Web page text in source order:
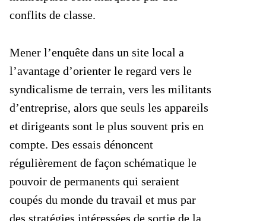
conflits de classe.
Mener l’enquête dans un site local a
l’avantage d’orienter le regard vers le
syndicalisme de terrain, vers les militants
d’entreprise, alors que seuls les appareils
et dirigeants sont le plus souvent pris en
compte. Des essais dénoncent
régulièrement de façon schématique le
pouvoir de permanents qui seraient
coupés du monde du travail et mus par
des stratégies intéressées de sortie de la